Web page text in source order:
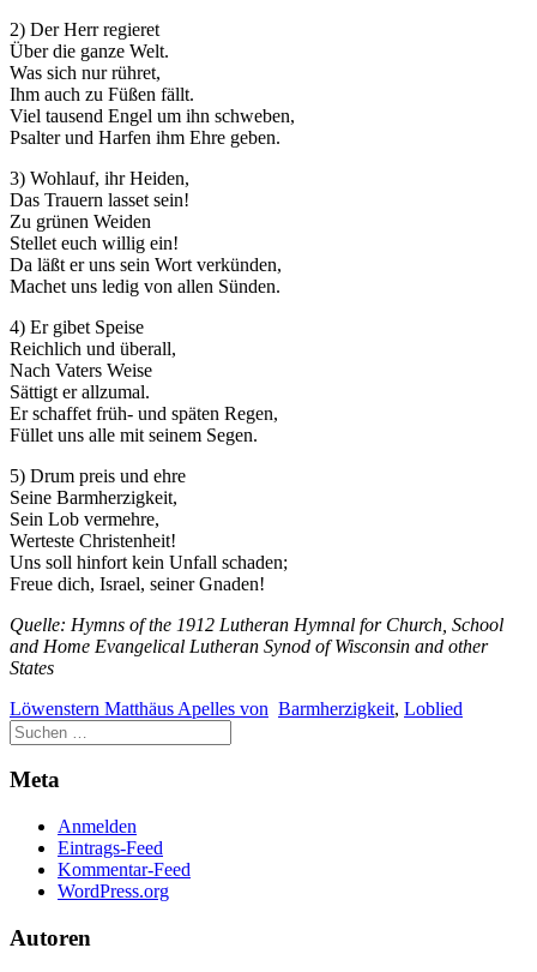
2) Der Herr regieret
Über die ganze Welt.
Was sich nur rühret,
Ihm auch zu Füßen fällt.
Viel tausend Engel um ihn schweben,
Psalter und Harfen ihm Ehre geben.
3) Wohlauf, ihr Heiden,
Das Trauern lasset sein!
Zu grünen Weiden
Stellet euch willig ein!
Da läßt er uns sein Wort verkünden,
Machet uns ledig von allen Sünden.
4) Er gibet Speise
Reichlich und überall,
Nach Vaters Weise
Sättigt er allzumal.
Er schaffet früh- und späten Regen,
Füllet uns alle mit seinem Segen.
5) Drum preis und ehre
Seine Barmherzigkeit,
Sein Lob vermehre,
Werteste Christenheit!
Uns soll hinfort kein Unfall schaden;
Freue dich, Israel, seiner Gnaden!
Quelle: Hymns of the 1912 Lutheran Hymnal for Church, School
and Home Evangelical Lutheran Synod of Wisconsin and other
States
Löwenstern Matthäus Apelles von Barmherzigkeit, Loblied
Meta
Anmelden
Eintrags-Feed
Kommentar-Feed
WordPress.org
Autoren